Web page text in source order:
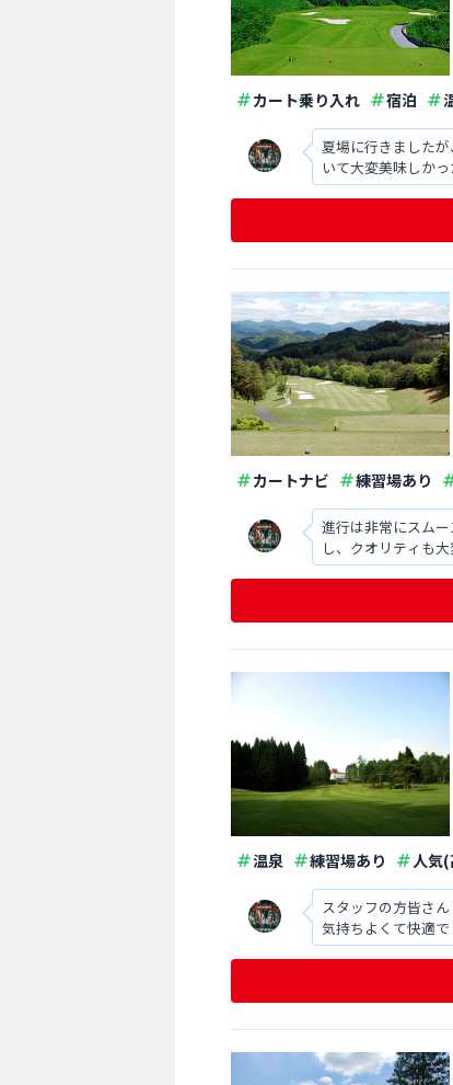
カート乗り入れ 宿泊
夏場に行きました
いて大変美味しか
カートナビ 練習場あり
進行は非常にスム
し、クオリティも
温泉 練習場あり 人気(
スタッフの方皆さ
気持ちよくて快適